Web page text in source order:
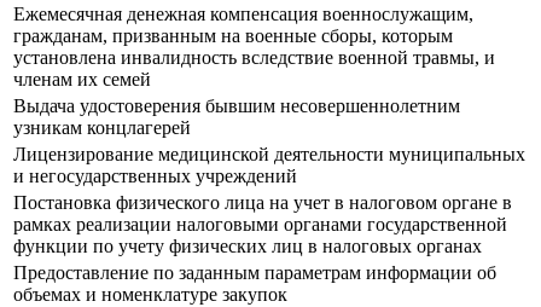
Ежемесячная денежная компенсация военнослужащим,
гражданам, призванным на военные сборы, которым
установлена инвалидность вследствие военной травмы, и
членам их семей
Выдача удостоверения бывшим несовершеннолетним
узникам концлагерей
Лицензирование медицинской деятельности муниципальных
и негосударственных учреждений
Постановка физического лица на учет в налоговом органе в
рамках реализации налоговыми органами государственной
функции по учету физических лиц в налоговых органах
Предоставление по заданным параметрам информации об
объемах и номенклатуре закупок